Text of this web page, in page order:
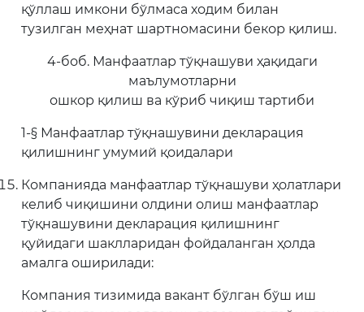
қўллаш имкони бўлмаса ходим билан
тузилган меҳнат шартномасини бекор қилиш.
4-боб. Манфаатлар тўқнашуви ҳақидаги
маълумотларни
ошкор қилиш ва кўриб чиқиш тартиби
1-§ Манфаатлар тўқнашувини декларация
қилишнинг умумий қоидалари
Компанияда манфаатлар тўқнашуви ҳолатлари
келиб чиқишини олдини олиш манфаатлар
тўқнашувини декларация қилишнинг
қуйидаги шаклларидан фойдаланган ҳолда
амалга оширилади:
Компания тизимида вакант бўлган бўш иш